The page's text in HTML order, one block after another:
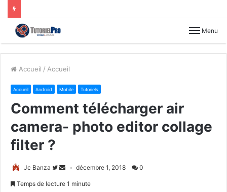
Menu
Accueil / Accueil
Accueil Android Mobile Tutoriels
Comment télécharger air
camera- photo editor collage
filter ?
Jc Banza décembre 1, 2018 0
Temps de lecture 1 minute